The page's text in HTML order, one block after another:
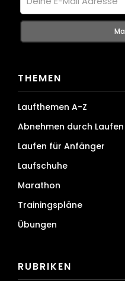
THEMEN
Laufthemen A-Z
Abnehmen durch Laufen
Laufen für Anfänger
Laufschuhe
Marathon
Trainingspläne
Übungen
RUBRIKEN